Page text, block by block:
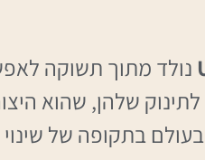
נולד מתוך תשוקה
שלהן, שהוא
בתקופה של